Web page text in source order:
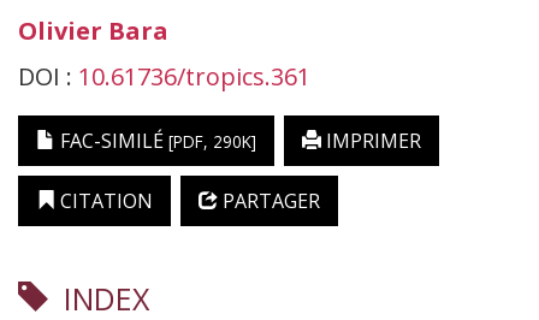
Olivier Bara
DOI : 10.61736/tropics.361
FAC-SIMILÉ [PDF, 290K] IMPRIMER
CITATION PARTAGER
INDEX